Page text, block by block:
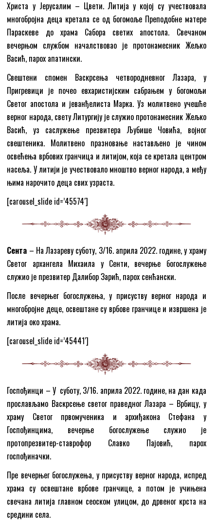
Христа у Јерусалим – Цвети. Литија у којој су учествовала
многобројна деца кретала се од богомоље Преподобне матере
Параскеве до храма Сабора светих апостола. Свечаном
вечерњом службом началствовао је протонамесник Жељко
Васић, парох апатински.
Свештени спомен Васкрсења четвородневног Лазара, у
Пригревици је почео евхаристијским сабрањем у богомољи
Светог апостола и јеванђелиста Марка. Уз молитвено учешће
верног народа, свету Литургију је служио протонамесник Жељко
Васић, уз саслужење презвитера Љубише Човића, војног
свештеника. Молитвено празновање настављено је чином
освећења врбових гранчица и литијом, која се кретала центром
насеља. У литији је учествовало мноштво верног народа, а међу
њима нарочито деца свих узраста.
[carousel_slide id=’45574′]
Сента – На Лазареву суботу, 3/16. априла 2022. године, у храму
Светог архангела Михаила у Сенти, вечерње богослужење
служио је презвитер Далибор Зарић, парох сенћански.
После вечерњег богослужења, у присуству верног народа и
многобројне деце, освештане су врбове гранчице и извршена је
литија око храма.
[carousel_slide id=’45441′]
Госпођинци – У суботу, 3/16. априла 2022. године, на дан када
прослављамо Васкрсење светог праведног Лазара – Врбицу, у
храму Светог првомученика и архиђакона Стефана у
Госпођинцима, вечерње богослужење служио је
протопрезвитер-ставрофор Славко Пајовић, парох
госпођиначки.
Пре вечерњег богослужења, у присуству верног народа, испред
храма су освештане врбове гранчице, а потом је учињена
свечана литија главном сеоском улицом, до дрвеног крста на
средини села.